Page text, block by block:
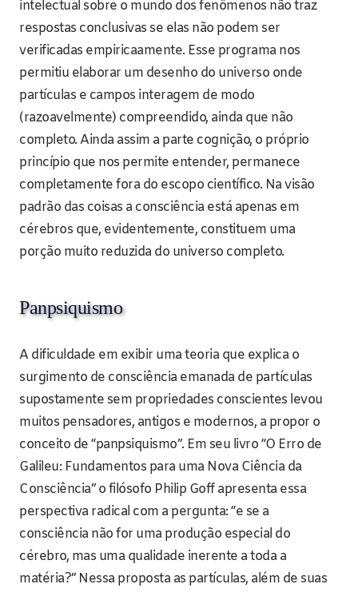
intelectual sobre o mundo dos fenômenos não traz
respostas conclusivas se elas não podem ser
verificadas empiricaamente. Esse programa nos
permitiu elaborar um desenho do universo onde
partículas e campos interagem de modo
(razoavelmente) compreendido, ainda que não
completo. Ainda assim a parte cognição, o próprio
princípio que nos permite entender, permanece
completamente fora do escopo científico. Na visão
padrão das coisas a consciência está apenas em
cérebros que, evidentemente, constituem uma
porção muito reduzida do universo completo.
Panpsiquismo
A dificuldade em exibir uma teoria que explica o
surgimento de consciência emanada de partículas
supostamente sem propriedades conscientes levou
muitos pensadores, antigos e modernos, a propor o
conceito de “panpsiquismo”. Em seu livro “O Erro de
Galileu: Fundamentos para uma Nova Ciência da
Consciência” o filósofo Philip Goff apresenta essa
perspectiva radical com a pergunta: “e se a
consciência não for uma produção especial do
cérebro, mas uma qualidade inerente a toda a
matéria?” Nessa proposta as partículas, além de suas